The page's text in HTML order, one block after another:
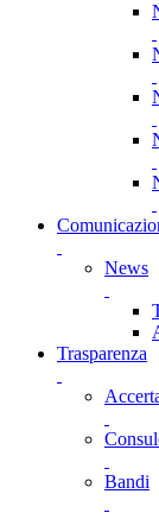
News
Trasparenza
Bandi